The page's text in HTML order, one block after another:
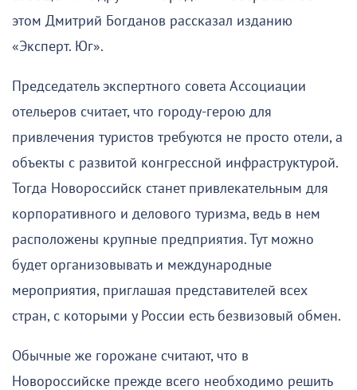
этом Дмитрий Богданов рассказал изданию
«Эксперт. Юг».
Председатель экспертного совета Ассоциации
отельеров считает, что городу-герою для
привлечения туристов требуются не просто отели, а
объекты с развитой конгрессной инфраструктурой.
Тогда Новороссийск станет привлекательным для
корпоративного и делового туризма, ведь в нем
расположены крупные предприятия. Тут можно
будет организовывать и международные
мероприятия, приглашая представителей всех
стран, с которыми у России есть безвизовый обмен.
Обычные же горожане считают, что в
Новороссийске прежде всего необходимо решить